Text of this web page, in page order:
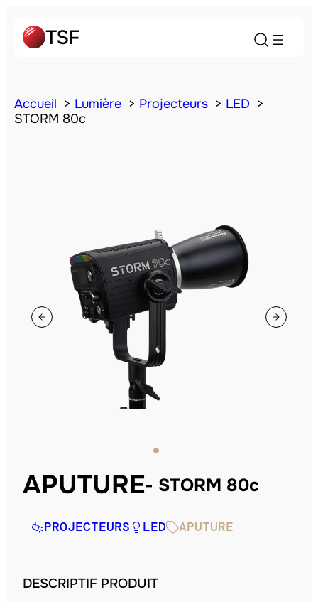
Accueil Lumière Projecteurs
LED
STORM 80c
APUTURE STORM 80c
PROJECTEURS LED APUTURE
DESCRIPTIF PRODUIT